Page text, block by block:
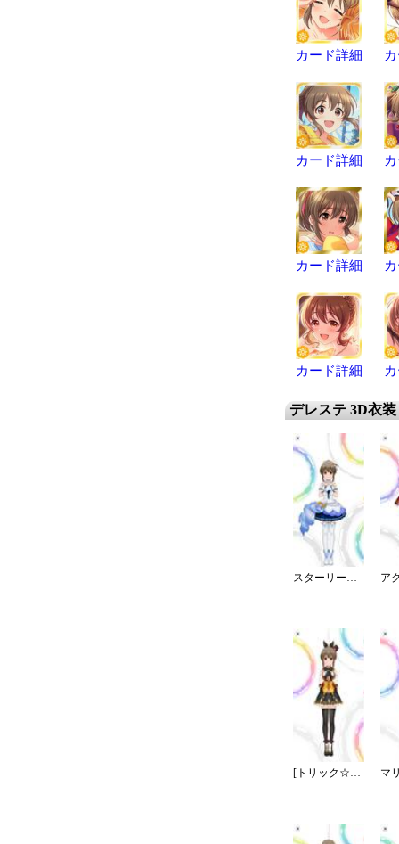
カード詳細
カード詳細
カード詳細
カード詳細
デレステ 3D衣装